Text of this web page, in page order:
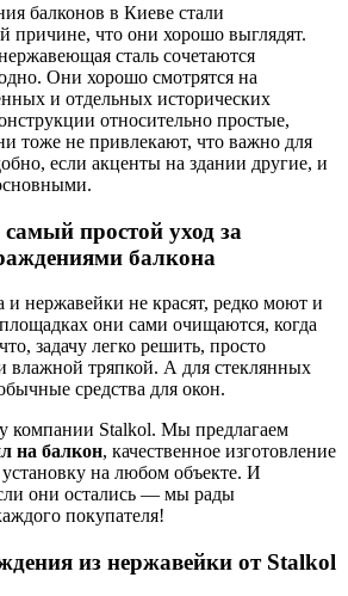
балконов в Киеве стали
причине, что они хорошо выглядят.
сталь сочетаются
Они хорошо смотрятся на
и отдельных исторических
относительно простые,
тоже не привлекают, что важно для
если акценты на здании другие, и
простой уход за
балкона
и нержавейки не красят, редко моют и
они сами очищаются, когда
задачу легко решить, просто
влажной тряпкой. А для стеклянных
средства для окон.
у компании Stalkol. Мы предлагаем
на балкон, качественное изготовление
на любом объекте. И
они остались — мы рады
покупателя!
из нержавейки от Stalkol